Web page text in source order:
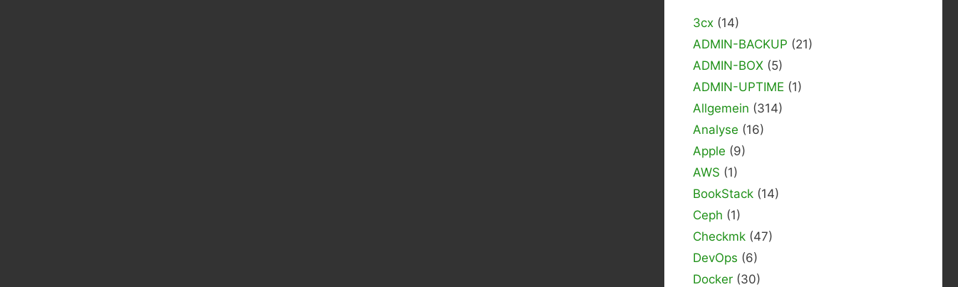
3cx (14)
ADMIN-BACKUP (21)
ADMIN-BOX (5)
ADMIN-UPTIME (1)
Allgemein (314)
Analyse (16)
Apple (9)
AWS (1)
BookStack (14)
Ceph (1)
Checkmk (47)
DevOps (6)
Docker (30)